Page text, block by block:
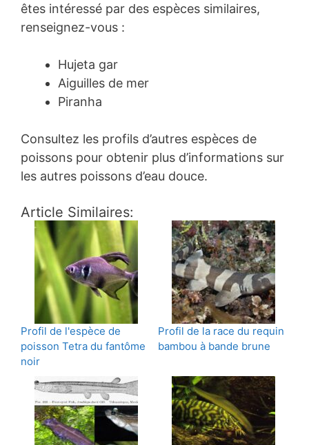
êtes intéressé par des espèces similaires,
renseignez-vous :
Hujeta gar
Aiguilles de mer
Piranha
Consultez les profils d’autres espèces de
poissons pour obtenir plus d’informations sur
les autres poissons d’eau douce.
Article Similaires:
Profil de l'espèce de
poisson Tetra du fantôme
noir
Profil de la race du requin
bambou à bande brune